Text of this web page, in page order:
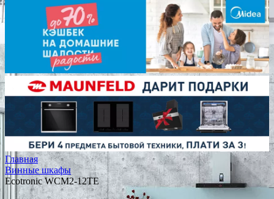
Главная
Винные шкафы
Ecotronic WCM2-12TE